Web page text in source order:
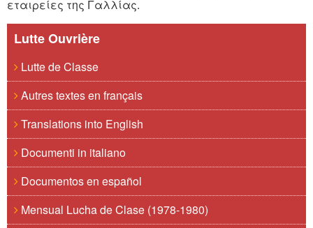
εταιρείες της Γαλλίας.
Lutte Ouvrière
Lutte de Classe
Autres textes en français
Translations into English
Documenti in italiano
Documentos en español
Mensual Lucha de Clase (1978-1980)